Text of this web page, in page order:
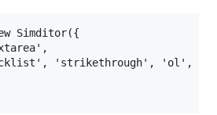
Simditor({
'strikethrough', 'ol',